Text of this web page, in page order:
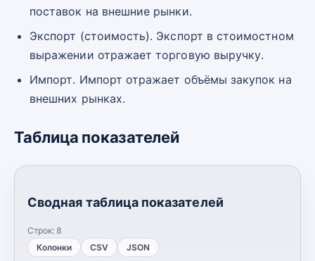
поставок на внешние рынки.
Экспорт (стоимость). Экспорт в стоимостном
выражении отражает торговую выручку.
Импорт. Импорт отражает объёмы закупок на
внешних рынках.
Таблица показателей
Сводная таблица показателей
Строк: 8
Колонки
CSV JSON